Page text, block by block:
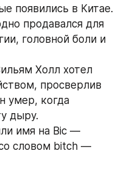
появились в Китае.
продавался для
головной боли и
Холл хотел
просверлив
умер, когда
дыру.
имя на Bic —
словом bitch —